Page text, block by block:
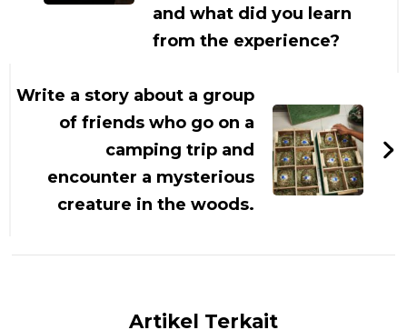
and what did you learn
from the experience?
Write a story about a group
of friends who go on a
camping trip and
encounter a mysterious
creature in the woods.
Artikel Terkait